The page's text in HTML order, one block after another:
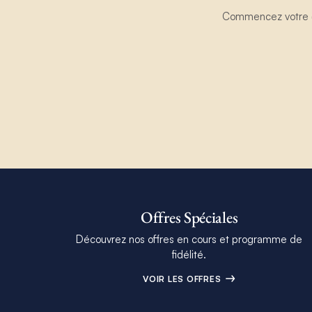
Commencez
Offres Spéciales
Découvrez nos offres en cours et programme de
fidélité.
VOIR LES OFFRES